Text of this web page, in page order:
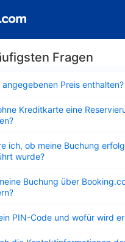
Fragen
angegebenen Preis enthalten?
Kreditkarte eine
ich, ob meine Buchung
wurde?
Buchung über
PIN-Code und wofür wird